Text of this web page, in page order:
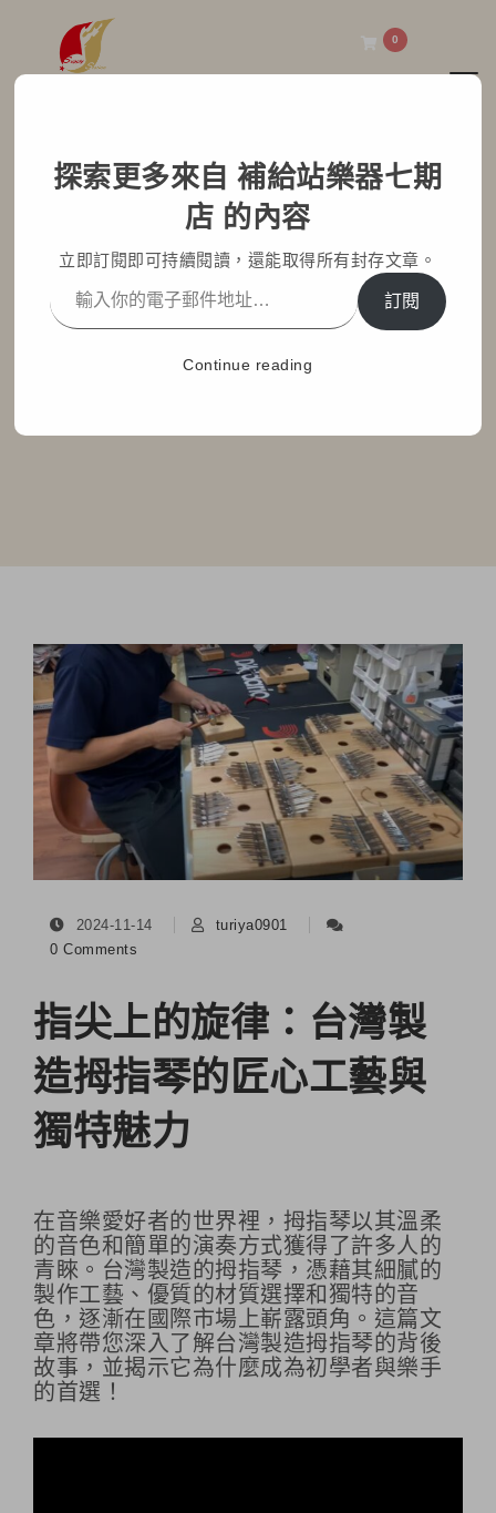
0
指尖上的旋律：台灣製造
拇指琴的匠心工藝與獨特
魅力
Home 部落格文章 七期小學堂
2024-11-14
turiya0901
0 Comments
指尖上的旋律：台灣製
造拇指琴的匠心工藝與
獨特魅力
在音樂愛好者的世界裡，拇指琴以其溫柔
的音色和簡單的演奏方式獲得了許多人的
青睞。台灣製造的拇指琴，憑藉其細膩的
製作工藝、優質的材質選擇和獨特的音
色，逐漸在國際市場上嶄露頭角。這篇文
章將帶您深入了解台灣製造拇指琴的背後
故事，並揭示它為什麼成為初學者與樂手
的首選！
探索更多來自 補給站樂器七期
店 的內容
立即訂閱即可持續閱讀，還能取得所有封存文章。
訂閱
Continue reading